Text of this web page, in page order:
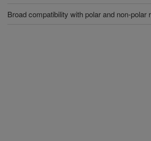
Broad compatibility with polar and non-polar